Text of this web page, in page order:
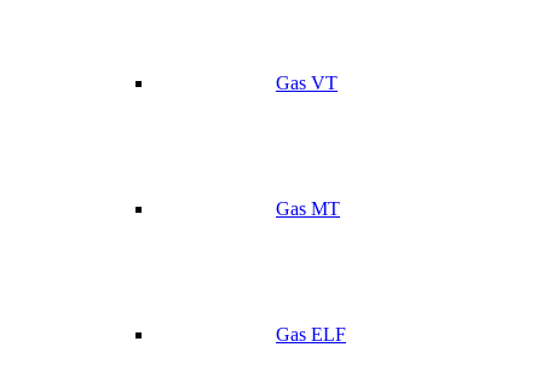
Gas VT
Gas MT
Gas ELF